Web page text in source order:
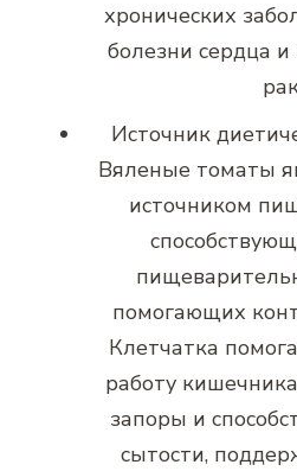
хронических
болезни сердца
Источник
Вяленые томаты
источником
помогающих
Клетчатка
работу
запоры и
сытости,